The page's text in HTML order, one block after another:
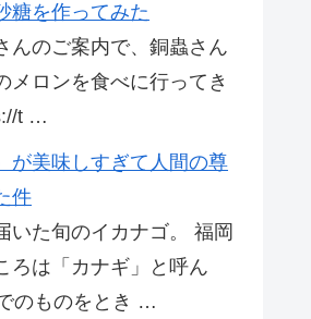
糖を作ってみた
んのご案内で、銅蟲さん
メロンを食べに行ってき
t …
が美味しすぎて人間の尊
件
いた旬のイカナゴ。 福岡
ろは「カナギ」と呼ん
のものをとき …